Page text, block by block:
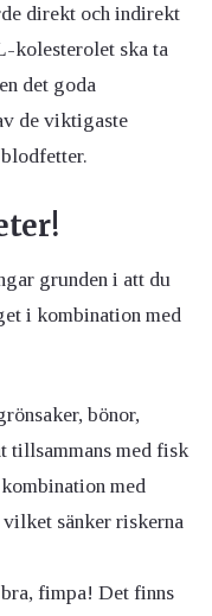
direkt och indirekt
kolesterolet ska ta
det goda
de viktigaste
grunden i att du
i kombination med
bönor,
tillsammans med fisk
med
sänker riskerna
fimpa! Det finns